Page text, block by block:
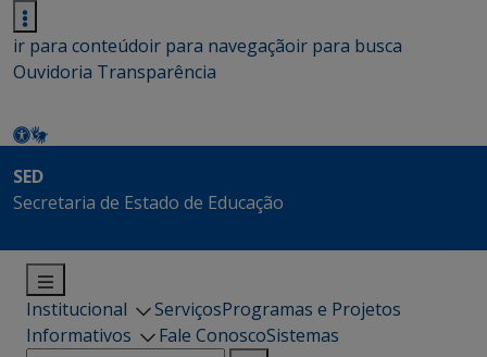
ir para conteúdoir para navegaçãoir para busca
Ouvidoria Transparência
SED
Secretaria de Estado de Educação
Institucional ServiçosProgramas e Projetos
Informativos
Fale ConoscoSistemas